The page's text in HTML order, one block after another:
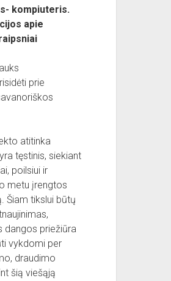
kompiuteris.
apie
prie
atitinka
tęstinis, siekiant
poilsiui ir
metu įrengtos
Šiam tikslui būtų
dangos priežiūra
vykdomi per
draudimo
šią viešąją